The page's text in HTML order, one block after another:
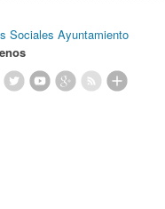
Sociales Ayuntamiento